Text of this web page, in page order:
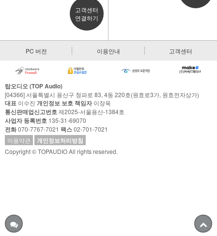
고객센터
연결하기
PC 버전 이용안내 고객센터
탑오디오 (TOP Audio)
[04366] 서울특별시 용산구 청파로 83, 4동 220호(원효로3가, 원효전자상가)
대표 이수진 개인정보 보호 책임자이장욱
통신판매업신고번호제2025-서울용산-1384호
사업자 등록번호 135-31-69070
전화070-7767-7021 팩스02-701-7021
이용약관
개인정보처리방침
Copyright © TOPAUDIO All rights reserved.